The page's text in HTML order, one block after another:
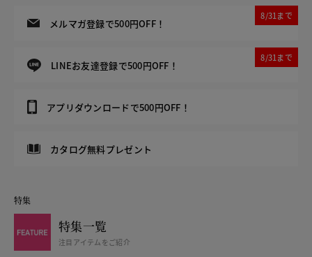
メルマガ登録で500円OFF！
8/31まで
LINEお友達登録で500円OFF！
8/31まで
アプリダウンロードで500円OFF！
カタログ無料プレゼント
特集
特集一覧
注目アイテムをご紹介